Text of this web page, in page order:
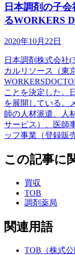
日本調剤の子
るWORKERS
2020年10月22日
日本調剤株式会社
カルリソース（東
ことを決定した。
を展開している。
師の人材派遣、人
サービス）、医師
ッフ事業（登録販
この記事に
買収
TOB
調剤薬局
関連用語
TOB（株式公